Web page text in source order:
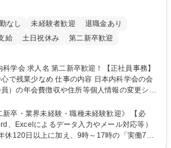
なし 未経験者歓迎
退職金あり
給 土日祝休み 第二新卒歓迎
【正社員事務】
の内容 日本内科学会の会
）の年会費徴収や住所等個人情報の変更シス
お任せします。将来的には、各種委員会の運
いただきます。 【会員管理・データ
住所変更、個人情報のシステム登録・更新
ータの照合確認 【問い合わせ対応】 ・会員
新卒・業界未経験・職種未経験歓迎》 【必
、Excelによるデータ入力やメール対応等）